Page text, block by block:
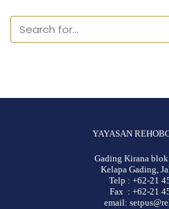
YAYASAN
Gading Kirana
Kelapa Gading,
Telp : +62-21
Fax : +62-21
email: